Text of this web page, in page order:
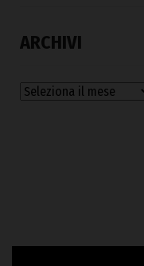
ARCHIVI
Archivi